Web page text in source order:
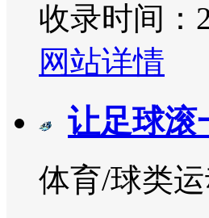
收录时间：
网站详情
让足球滚
体育/球类